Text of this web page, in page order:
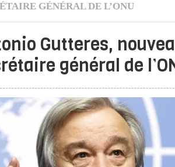
GÉNÉRAL DE L’ONU
Gutteres,
général de